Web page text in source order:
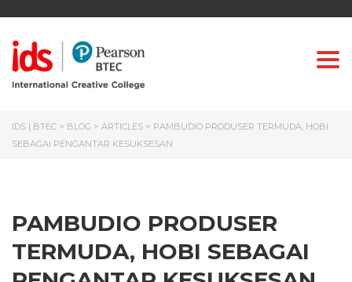
IDS | BTEC > BLOG > ARTICLES > PAMBUDIO PRODUSER TERMUDA, HOBI
SEBAGAI PENGANTAR KESUKSESAN
PAMBUDIO PRODUSER
TERMUDA, HOBI SEBAGAI